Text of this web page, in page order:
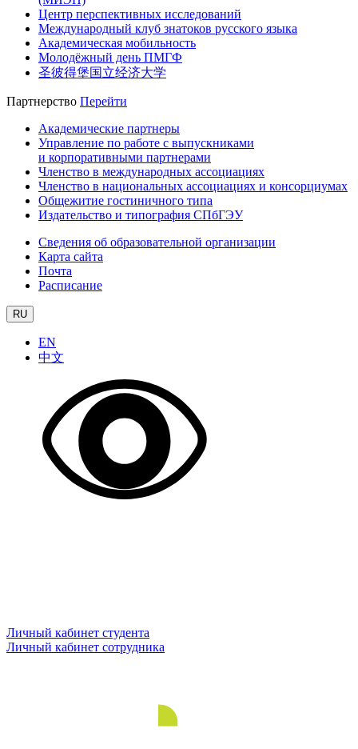
Центр перспективных исследований
Международный клуб знатоков русского языка
Академическая мобильность
Молодёжный день ПМГФ
圣彼得堡国立经济大学
Партнерство Перейти
Академические партнеры
Управление по работе с выпускниками
и корпоративными партнерами
Членство в международных ассоциациях
Членство в национальных ассоциациях и консорциумах
Общежитие гостиничного типа
Издательство и типография СПбГЭУ
Сведения об образовательной организации
Карта сайта
Почта
Расписание
RU
EN
中文
Личный кабинет студента
Личный кабинет сотрудника